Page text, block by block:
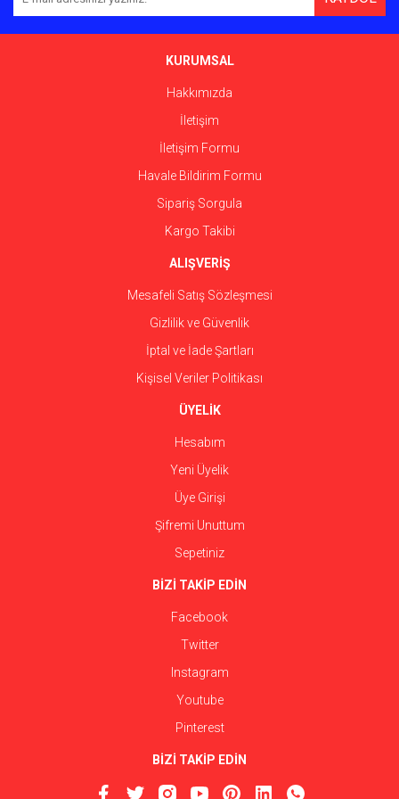
Ürün açıklamasında eksik bilgiler bulunuyor.
Ürün fiyatı diğer sitelerden daha pahalı.
Gönder
KURUMSAL
Hakkımızda
İletişim
İletişim Formu
Havale Bildirim Formu
Sipariş Sorgula
Kargo Takibi
ALIŞVERİŞ
Mesafeli Satış Sözleşmesi
Gizlilik ve Güvenlik
İptal ve İade Şartları
Kişisel Veriler Politikası
ÜYELİK
Hesabım
Yeni Üyelik
Üye Girişi
Şifremi Unuttum
Sepetiniz
BİZİ TAKİP EDİN
Facebook
Twitter
Instagram
Youtube
Pinterest
BİZİ TAKİP EDİN